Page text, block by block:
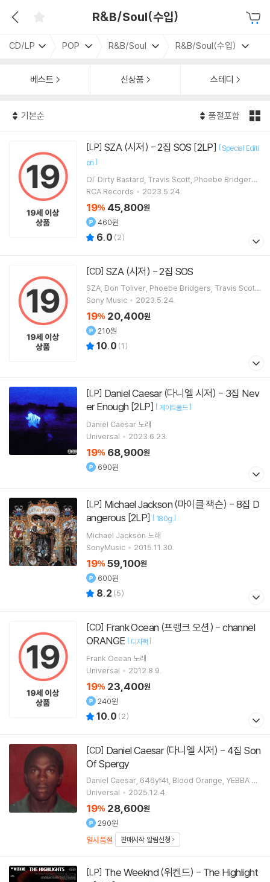
R&B/Soul(수입)
CD/LP POP R&B/Soul R&B/Soul(수입)
베스트 신상품 스테디
기본순 품절포함
[LP] SZA (시저) - 2집 SOS [2LP] [Special Editi
on ]
Ol' Dirty Bastard Travis Scott Phoebe Bridgers
Don Toliver노래 외 1명
RCA Records 2023.5.24.
19% 45,800원
460원
6.0 (2)
[CD] SZA (시저) - 2집 SOS
SZA Don Toliver Phoebe Bridgers Travis Scott
노래 외 1명
Sony Music 2023.5.24.
19% 20,400원
210원
10.0 (1)
[LP]
er Enough [2LP] [게이트폴드]
Daniel Caesar 노래
Universal
2023.6.23.
19% 68,900원
690원
[LP]
angerous [2LP] [ 180g ]
Michael Jackson 노래
SonyMusic
2015.11.30.
19% 59,100원
600원
8.2 (5)
[CD]
ORANGE [ 디지팩]
Frank Ocean 노래
Universal
2012.8.9.
19% 23,400원
240원
10.0 (2)
[CD]
Of Spergy
Daniel Caesar 646yf4t Blood Orange YEBBA 노
래 외 2명
Universal 2025.12.4.
19% 28,600원
290원
일시품절
판매시작 알림신청
[LP]